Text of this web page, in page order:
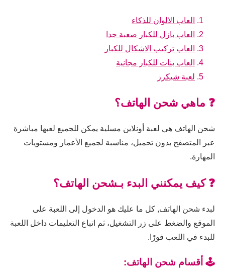
العاب الالوان للذكاء
العاب بازل للكبار صعبة جدا
العاب تركيب الاشكال للكبار
العاب بنات للكبار مجانية
لعبة شيكرز
❓ ماهي شحن الهاتف؟
شحن الهاتف هي لعبة أونلاين مسلية يمكن للجميع لعبها مباشرة
عبر المتصفح بدون تحميل، مناسبة لجميع الأعمار ومستويات
المهارة.
❓ كيف يمكنني البدء بـشحن الهاتف؟
لبدء شحن الهاتف, كل ما عليك هو الدخول إلى اللعبة على
الموقع والضغط على زر التشغيل، ثم اتباع التعليمات داخل اللعبة
للبدء في اللعب فورًا.
🕹️ أقسام شحن الهاتف: